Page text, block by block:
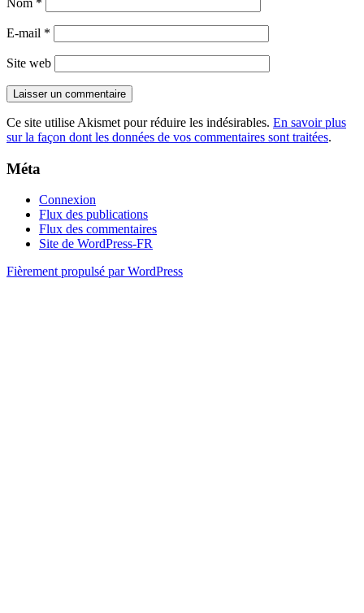
Nom *
E-mail *
Site web
Ce site utilise Akismet pour réduire les indésirables. En savoir plus
sur la façon dont les données de vos commentaires sont traitées.
Méta
Connexion
Flux des publications
Flux des commentaires
Site de WordPress-FR
Fièrement propulsé par WordPress